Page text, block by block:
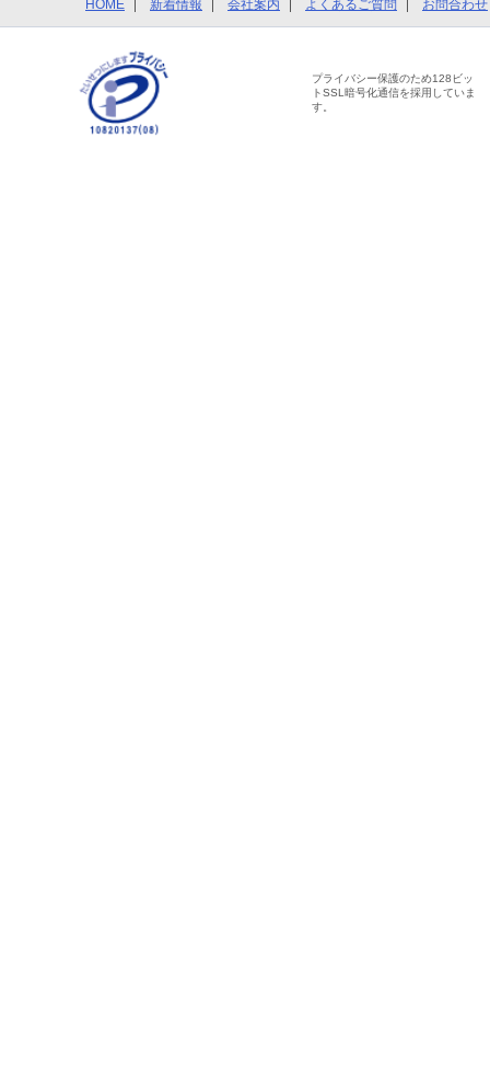
HOME 新着情報 会社案内 よくあるご質問 お問合わせ
プライバシー保護のため128ビッ
トSSL暗号化通信を採用していま
す。